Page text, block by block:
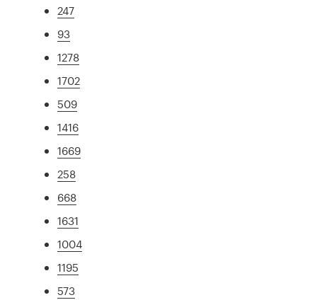
247
93
1278
1702
509
1416
1669
258
668
1631
1004
1195
573